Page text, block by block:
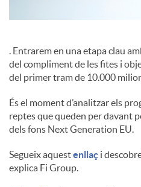
. Entrarem en una etapa clau
del compliment de les fites i
del primer tram de 10.000
És el moment d’analitzar els
reptes que queden per davant
dels fons Next Generation EU.
Segueix aquestenllaç i
explica Fi Group.